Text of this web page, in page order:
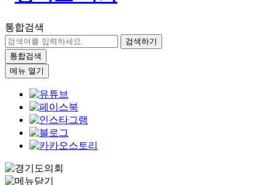
통합검색
검색하기
통합검색
메뉴 열기